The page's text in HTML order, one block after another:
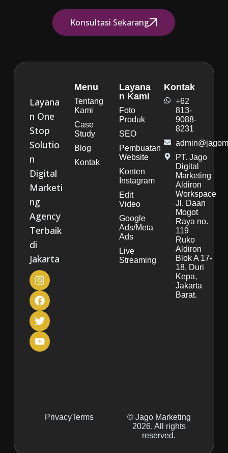
Konsultasi Sekarang
Layana
n One
Stop
Solutio
n
Digital
Marketi
ng
Agency
Terbaik
di
Jakarta
Menu
Tentang
Kami
Case
Study
Blog
Kontak
Layana
n Kami
Foto
Produk
SEO
Pembuatan
Website
Konten
Instagram
Edit
Video
Google
Ads/Meta
Ads
Live
Streaming
Kontak
+62
813-
9088-
8231
PT. Jago
Digital
Marketing
Aldiron
Workspace
Jl. Daan
Mogot
Raya no.
119
Ruko
Aldiron
Blok A 17-
18, Duri
Kepa,
Jakarta
Barat.
PrivacyTerms
© Jago Marketing
2026. All rights
reserved.